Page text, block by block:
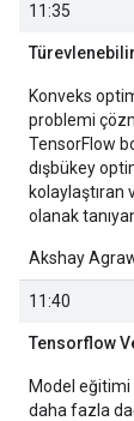
11:35
Konveks
problemi
TensorFlow
dışbükey
kolaylaştıran
olanak
Akshay
11:40
Tensorflow
Model eğitimi
daha fazla